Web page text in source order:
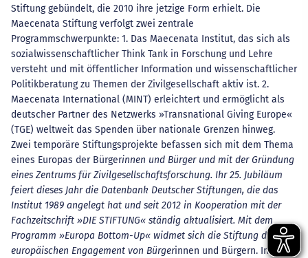
Stiftung gebündelt, die 2010 ihre jetzige Form erhielt. Die
Maecenata Stiftung verfolgt zwei zentrale
Programmschwerpunkte: 1. Das Maecenata Institut, das sich als
sozialwissenschaftlicher Think Tank in Forschung und Lehre
versteht und mit öffentlicher Information und wissenschaftlicher
Politikberatung zu Themen der Zivilgesellschaft aktiv ist. 2.
Maecenata International (MINT) erleichtert und ermöglicht als
deutscher Partner des Netzwerks »Transnational Giving Europe«
(TGE) weltweit das Spenden über nationale Grenzen hinweg.
Zwei temporäre Stiftungsprojekte befassen sich mit dem Thema
eines Europas der Bürgerinnen und Bürger und mit der Gründung
eines Zentrums für Zivilgesellschaftsforschung. Ihr 25. Jubiläum
feiert dieses Jahr die Datenbank Deutscher Stiftungen, die das
Institut 1989 angelegt hat und seit 2012 in Kooperation mit der
Fachzeitschrift »DIE STIFTUNG« ständig aktualisiert. Mit dem
Programm »Europa Bottom-Up« widmet sich die Stiftung dem
europäischen Engagement von Bürgerinnen und Bürgern. In der